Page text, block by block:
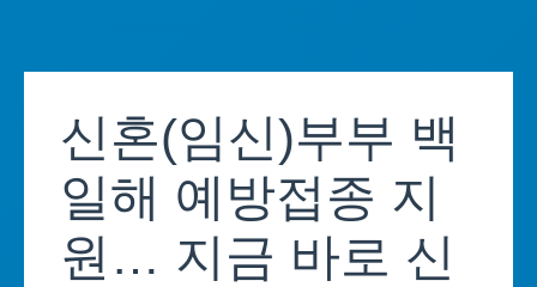
content신혼(임신)부부 백
일해 예방접종 지
원… 지금 바로 신